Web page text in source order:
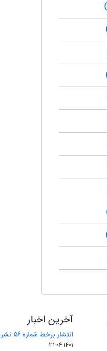
آخرین اخبار
انتشار برخط شماره 56 نشریه مهندسی معدن
1401-04-31